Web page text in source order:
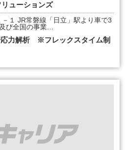
ューションズ
１ JR常磐線「日立」駅より車で3
び全国の事業…
応力解析 ※フレックスタイム制